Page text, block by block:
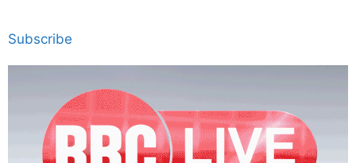
Subscribe